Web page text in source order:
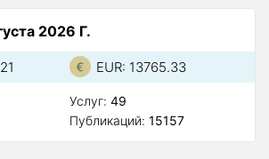
2026 Г.
EUR: 13765.33
Услуг: 49
Публикаций: 15157